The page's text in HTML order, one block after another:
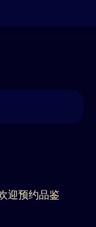
迎预约品鉴